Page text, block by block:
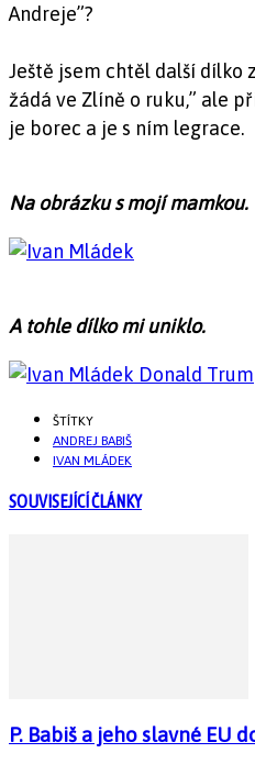
Andreje”?
Ještě jsem chtěl další dílko
žádá ve Zlíně o ruku,” ale
je borec a je s ním legrace.
Na obrázku s mojí mamkou.
A tohle dílko mi uniklo.
ŠTÍTKY
ANDREJ BABIŠ
IVAN MLÁDEK
SOUVISEJÍCÍ ČLÁNKY
P. Babiš a jeho slavné EU